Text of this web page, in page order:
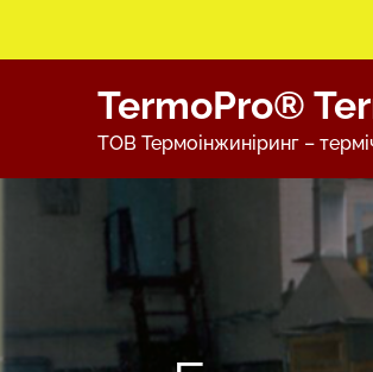
TermoPro®
ТОВ Термоінжиніринг –